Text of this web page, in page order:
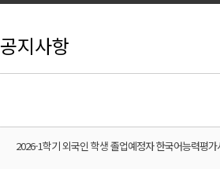
공지사항
2026-1학기 외국인 학생 졸업예정자 한국어능력평가